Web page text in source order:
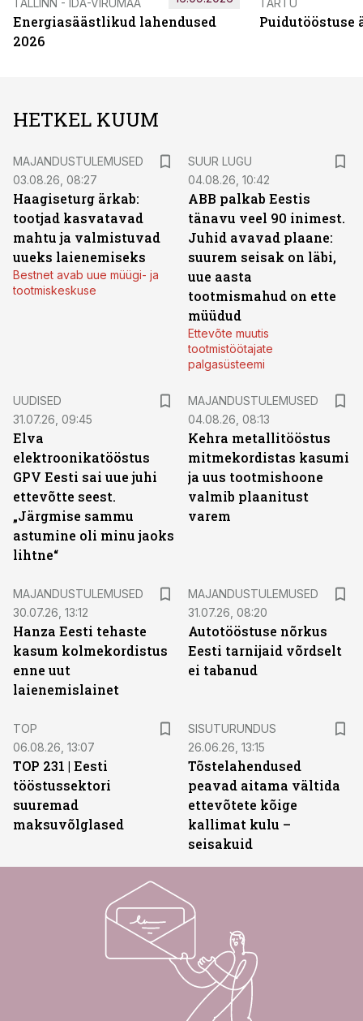
TALLINN - IDA-VIRUMAA
Energiasäästlikud lahendused
2026
TARTU
Puidutööstuse
HETKEL KUUM
MAJANDUSTULEMUSED
03.08.26, 08:27
Haagiseturg ärkab:
tootjad kasvatavad
mahtu ja valmistuvad
uueks laienemiseks
Bestnet avab uue müügi- ja
tootmiskeskuse
SUUR LUGU
04.08.26, 10:42
ABB palkab Eestis
tänavu veel 90 inimest.
Juhid avavad plaane:
suurem seisak on läbi,
uue aasta
tootmismahud on ette
müüdud
Ettevõte muutis
tootmistöötajate
palgasüsteemi
UUDISED
31.07.26, 09:45
Elva
elektroonikatööstus
GPV Eesti sai uue juhi
ettevõtte seest.
„Järgmise sammu
astumine oli minu jaoks
lihtne“
MAJANDUSTULEMUSED
04.08.26, 08:13
Kehra metallitööstus
mitmekordistas kasumi
ja uus tootmishoone
valmib plaanitust
varem
MAJANDUSTULEMUSED
30.07.26, 13:12
Hanza Eesti tehaste
kasum kolmekordistus
enne uut
laienemislainet
MAJANDUSTULEMUSED
31.07.26, 08:20
Autotööstuse nõrkus
Eesti tarnijaid võrdselt
ei tabanud
TOP
06.08.26, 13:07
TOP 231 | Eesti
tööstussektori
suuremad
maksuvõlglased
SISUTURUNDUS
26.06.26, 13:15
Tõstelahendused
peavad aitama vältida
ettevõtete kõige
kallimat kulu –
seisakuid